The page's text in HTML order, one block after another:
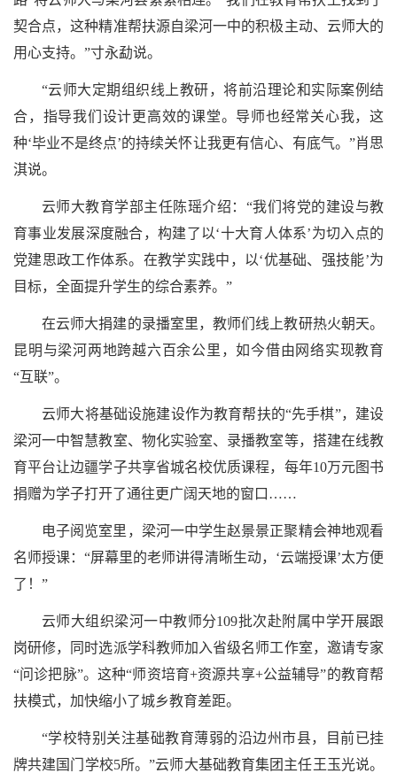
契合点，这种精准帮扶源自梁河一中的积极主动、云师大的
用心支持。”寸永勐说。
“云师大定期组织线上教研，将前沿理论和实际案例结
合，指导我们设计更高效的课堂。导师也经常关心我，这
种‘毕业不是终点’的持续关怀让我更有信心、有底气。”肖思
淇说。
云师大教育学部主任陈瑶介绍：“我们将党的建设与教
育事业发展深度融合，构建了以‘十大育人体系’为切入点的
党建思政工作体系。在教学实践中，以‘优基础、强技能’为
目标，全面提升学生的综合素养。”
在云师大捐建的录播室里，教师们线上教研热火朝天。
昆明与梁河两地跨越六百余公里，如今借由网络实现教育
“互联”。
云师大将基础设施建设作为教育帮扶的“先手棋”，建设
梁河一中智慧教室、物化实验室、录播教室等，搭建在线教
育平台让边疆学子共享省城名校优质课程，每年10万元图书
捐赠为学子打开了通往更广阔天地的窗口……
电子阅览室里，梁河一中学生赵景景正聚精会神地观看
名师授课：“屏幕里的老师讲得清晰生动，‘云端授课’太方便
了！”
云师大组织梁河一中教师分109批次赴附属中学开展跟
岗研修，同时选派学科教师加入省级名师工作室，邀请专家
“问诊把脉”。这种“师资培育+资源共享+公益辅导”的教育帮
扶模式，加快缩小了城乡教育差距。
“学校特别关注基础教育薄弱的沿边州市县，目前已挂
牌共建国门学校5所。”云师大基础教育集团主任王玉光说。